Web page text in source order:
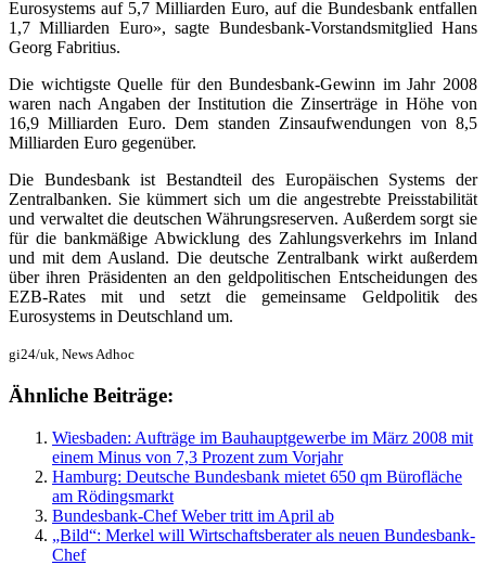
Eurosystems auf 5,7 Milliarden Euro, auf die Bundesbank entfallen
1,7 Milliarden Euro», sagte Bundesbank-Vorstandsmitglied Hans
Georg Fabritius.
Die wichtigste Quelle für den Bundesbank-Gewinn im Jahr 2008
waren nach Angaben der Institution die Zinserträge in Höhe von
16,9 Milliarden Euro. Dem standen Zinsaufwendungen von 8,5
Milliarden Euro gegenüber.
Die Bundesbank ist Bestandteil des Europäischen Systems der
Zentralbanken. Sie kümmert sich um die angestrebte Preisstabilität
und verwaltet die deutschen Währungsreserven. Außerdem sorgt sie
für die bankmäßige Abwicklung des Zahlungsverkehrs im Inland
und mit dem Ausland. Die deutsche Zentralbank wirkt außerdem
über ihren Präsidenten an den geldpolitischen Entscheidungen des
EZB-Rates mit und setzt die gemeinsame Geldpolitik des
Eurosystems in Deutschland um.
gi24/uk, News Adhoc
Ähnliche Beiträge:
Wiesbaden: Aufträge im Bauhauptgewerbe im März 2008 mit
einem Minus von 7,3 Prozent zum Vorjahr
Hamburg: Deutsche Bundesbank mietet 650 qm Bürofläche
am Rödingsmarkt
Bundesbank-Chef Weber tritt im April ab
„Bild“: Merkel will Wirtschaftsberater als neuen Bundesbank-
Chef